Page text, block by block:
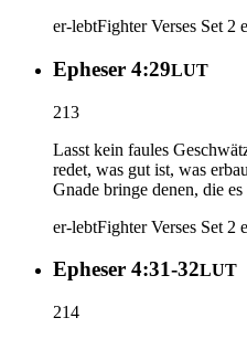
er-lebtFighter Verses Set 2
Epheser 4:29LUT
213
Lasst kein faules
redet, was gut ist, was
Gnade bringe denen, die es
er-lebtFighter Verses Set 2
Epheser 4:31-32LUT
214